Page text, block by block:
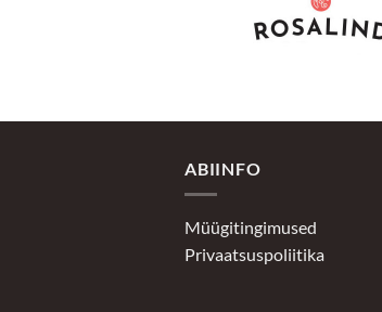
ABIINFO
Müügitingimused
Privaatsuspoliitika